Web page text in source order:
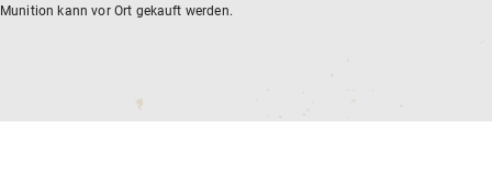
Munition kann vor Ort gekauft werden.